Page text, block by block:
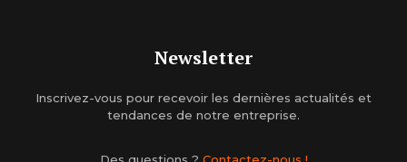
Newsletter
Inscrivez-vous pour recevoir les dernières actualités et
tendances de notre entreprise.